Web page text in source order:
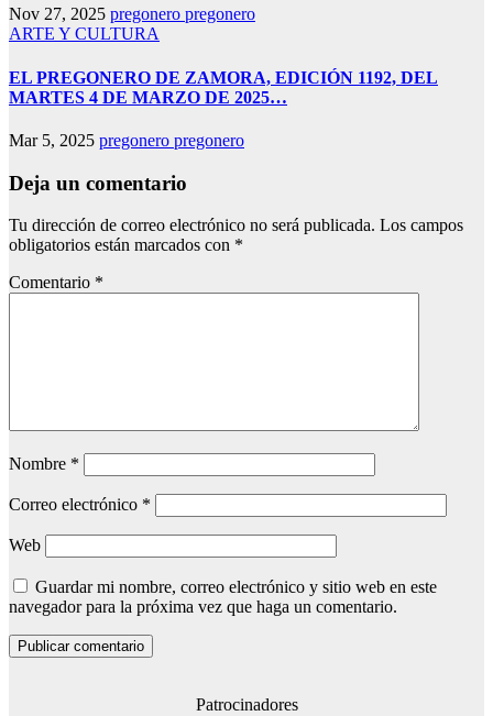
Nov 27, 2025 pregonero pregonero
ARTE Y CULTURA
EL PREGONERO DE ZAMORA, EDICIÓN 1192, DEL
MARTES 4 DE MARZO DE 2025…
Mar 5, 2025 pregonero pregonero
Deja un comentario
Tu dirección de correo electrónico no será publicada. Los campos
obligatorios están marcados con *
Comentario *
Nombre *
Correo electrónico *
Web
Guardar mi nombre, correo electrónico y sitio web en este
navegador para la próxima vez que haga un comentario.
Patrocinadores